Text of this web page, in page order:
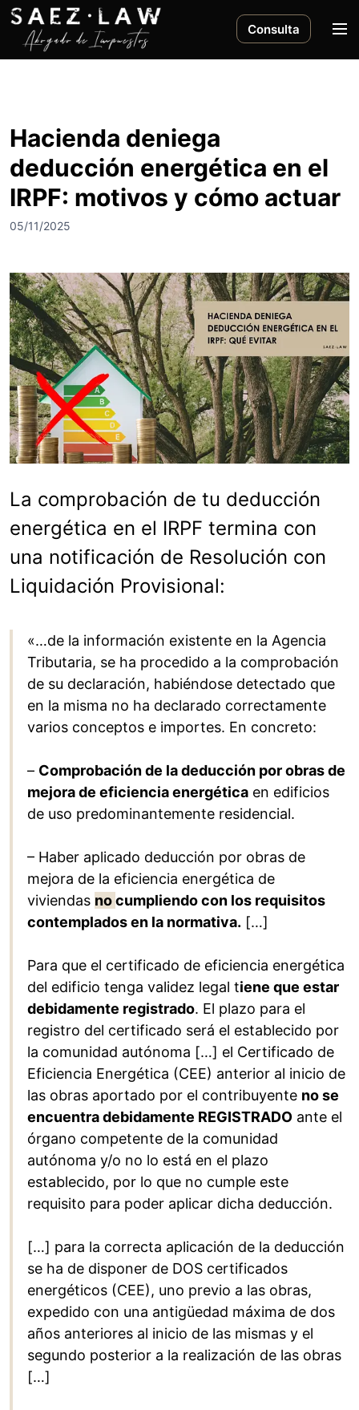
Consulta
M
Hacienda deniega
deducción energética en el
IRPF: motivos y cómo actuar
05/11/2025
La comprobación de tu deducción
energética en el IRPF termina con
una notificación de Resolución con
Liquidación Provisional:
«…de la información existente en la Agencia
Tributaria, se ha procedido a la comprobación
de su declaración, habiéndose detectado que
en la misma no ha declarado correctamente
varios conceptos e importes. En concreto:
– Comprobación de la deducción por obras de
mejora de eficiencia energética en edificios
de uso predominantemente residencial.
– Haber aplicado deducción por obras de
mejora de la eficiencia energética de
viviendas nocumpliendo con los requisitos
contemplados en la normativa. […]
Para que el certificado de eficiencia energética
del edificio tenga validez legal tiene que estar
debidamente registrado. El plazo para el
registro del certificado será el establecido por
la comunidad autónoma […] el Certificado de
Eficiencia Energética (CEE) anterior al inicio de
las obras aportado por el contribuyente no se
encuentra debidamente REGISTRADO ante el
órgano competente de la comunidad
autónoma y/o no lo está en el plazo
establecido, por lo que no cumple este
requisito para poder aplicar dicha deducción.
[…] para la correcta aplicación de la deducción
se ha de disponer de DOS certificados
energéticos (CEE), uno previo a las obras,
expedido con una antigüedad máxima de dos
años anteriores al inicio de las mismas y el
segundo posterior a la realización de las obras
[…]